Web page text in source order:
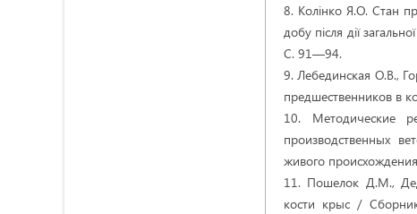
8. Колінко Я.О. Стан
добу після дії
С. 91—94.
9. Лебединская О.В.,
предшественников
10. Методические
производственных
живого
11. Пошелок Д.М.,
кости крыс /